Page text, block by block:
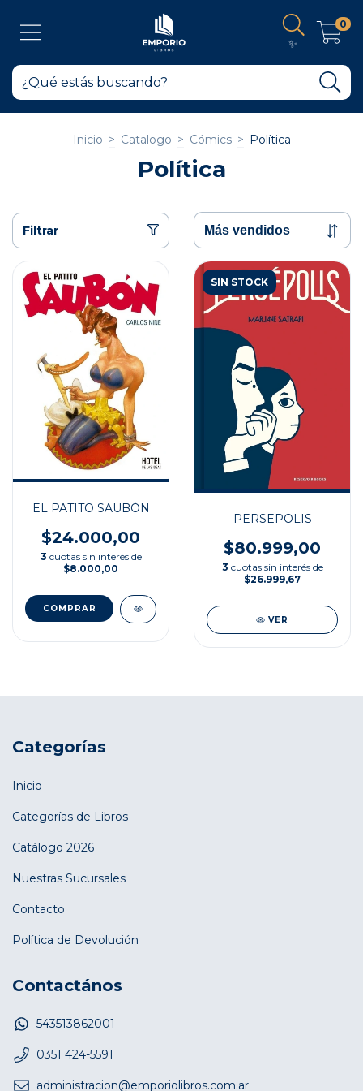
✨
0
Inicio > Catalogo > Cómics > Política
Política
Filtrar
EL PATITO SAUBÓN
$24.000,00
3 cuotas sin interés de
$8.000,00
SIN STOCK
PERSEPOLIS
$80.999,00
3 cuotas sin interés de
$26.999,67
VER
Categorías
Inicio
Categorías de Libros
Catálogo 2026
Nuestras Sucursales
Contacto
Política de Devolución
Contactános
543513862001
0351 424-5591
administracion@emporiolibros.com.ar